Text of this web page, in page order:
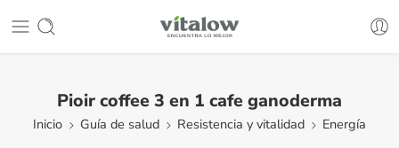
Pioir coffee 3 en 1 cafe ganoderma
Inicio Guía de salud Resistencia y vitalidad Energía